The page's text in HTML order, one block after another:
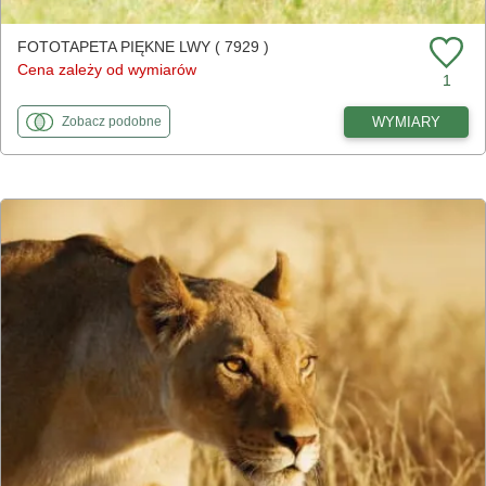
FOTOTAPETA PIĘKNE LWY ( 7929 )
Cena zależy od wymiarów
1
Zobaczfototapety
podobnedo Piękne lwy WYMIARY